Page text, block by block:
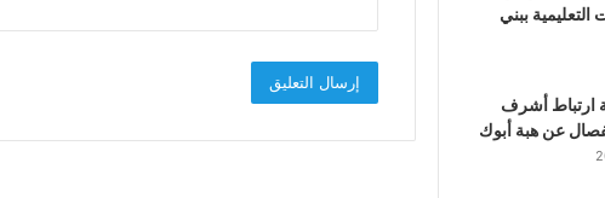
ببني
ارتباط أشرف
عن هبة أبوك